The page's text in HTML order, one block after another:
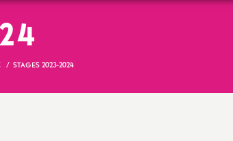
STAGES 2023-2024